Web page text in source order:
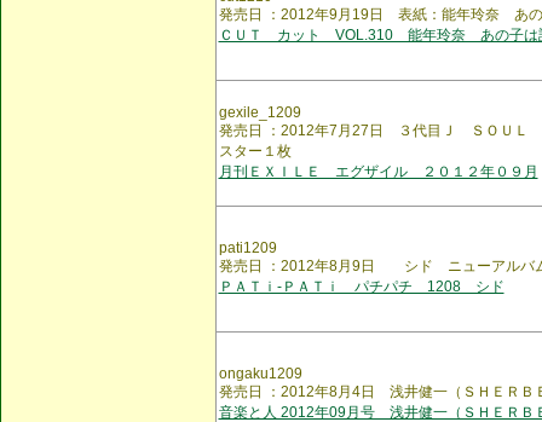
発売日 ：2012年9月19日 表紙：能年玲奈 あ
ＣＵＴ カット VOL.310 能年玲奈 あの子は
gexile_1209
発売日 ：2012年7月27日 ３代目Ｊ ＳＯＵＬ
スター１枚
月刊ＥＸＩＬＥ エグザイル ２０１２年０９月
pati1209
発売日 ：2012年8月9日 シド ニューアルバ
ＰＡＴｉ-ＰＡＴｉ パチパチ 1208 シド
ongaku1209
発売日 ：2012年8月4日 浅井健一（ＳＨＥＲＢ
音楽と人 2012年09月号 浅井健一（ＳＨＥＲＢ